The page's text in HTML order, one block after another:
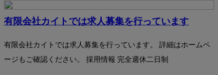
有限会社カイトでは求人募集を行っています
有限会社カイトでは求人募集を行っています。 詳細はホームペ
ージもご確認ください。 採用情報 完全週休二日制